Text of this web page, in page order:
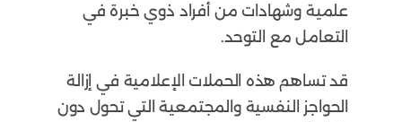
علمية وشهادات من أفراد ذوي خبرة في
التعامل مع التوحد.
قد تساهم هذه الحملات الإعلامية في إزالة
الحواجز النفسية والمجتمعية التي تحول دون